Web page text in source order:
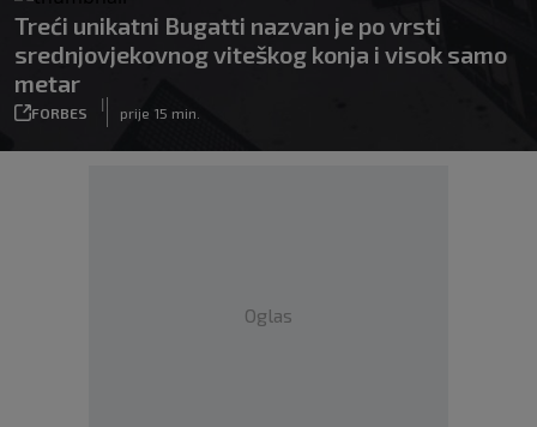
Treći unikatni Bugatti nazvan je po vrsti
srednjovjekovnog viteškog konja i visok samo
metar
FORBES
|
prije 15 min.
Oglas